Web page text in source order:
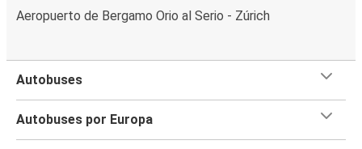
Aeropuerto de Bergamo Orio al Serio - Zúrich
Autobuses
Autobuses por Europa